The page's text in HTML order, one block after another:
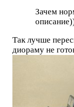
Зачем
Так лучше
диораму не